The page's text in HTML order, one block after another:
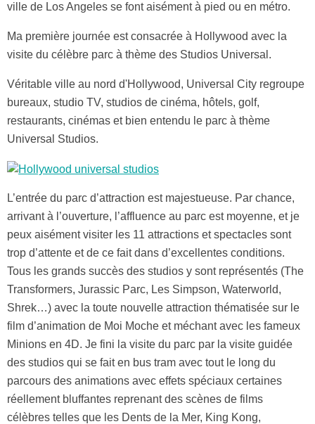
ville de Los Angeles se font aisément à pied ou en métro.
Ma première journée est consacrée à Hollywood avec la
visite du célèbre parc à thème des Studios Universal.
Véritable ville au nord d'Hollywood, Universal City regroupe
bureaux, studio TV, studios de cinéma, hôtels, golf,
restaurants, cinémas et bien entendu le parc à thème
Universal Studios.
L’entrée du parc d’attraction est majestueuse. Par chance,
arrivant à l’ouverture, l’affluence au parc est moyenne, et je
peux aisément visiter les 11 attractions et spectacles sont
trop d’attente et de ce fait dans d’excellentes conditions.
Tous les grands succès des studios y sont représentés (The
Transformers, Jurassic Parc, Les Simpson, Waterworld,
Shrek…) avec la toute nouvelle attraction thématisée sur le
film d’animation de Moi Moche et méchant avec les fameux
Minions en 4D. Je fini la visite du parc par la visite guidée
des studios qui se fait en bus tram avec tout le long du
parcours des animations avec effets spéciaux certaines
réellement bluffantes reprenant des scènes de films
célèbres telles que les Dents de la Mer, King Kong,